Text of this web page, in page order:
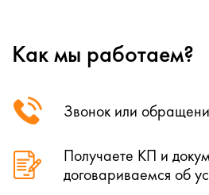
Как мы работаем?
Звонок или
Получаете КП и
договариваемся об